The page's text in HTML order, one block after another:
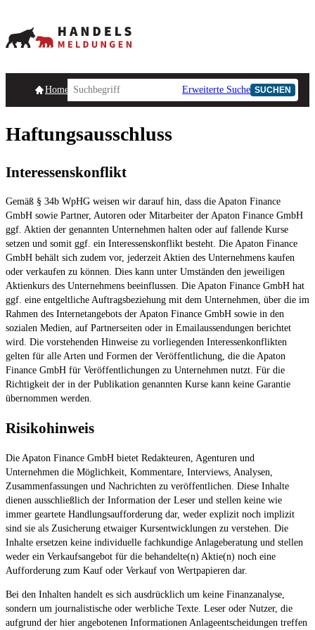
HomepageHandelsmeldungen Ad-Hoc-Meldungen
Erweiterte Suche SUCHEN
Haftungsausschluss
Interessenskonflikt
Gemäß § 34b WpHG weisen wir darauf hin, dass die Apaton Finance
GmbH sowie Partner, Autoren oder Mitarbeiter der Apaton Finance GmbH
ggf. Aktien der genannten Unternehmen halten oder auf fallende Kurse
setzen und somit ggf. ein Interessenskonflikt besteht. Die Apaton Finance
GmbH behält sich zudem vor, jederzeit Aktien des Unternehmens kaufen
oder verkaufen zu können. Dies kann unter Umständen den jeweiligen
Aktienkurs des Unternehmens beeinflussen. Die Apaton Finance GmbH hat
ggf. eine entgeltliche Auftragsbeziehung mit dem Unternehmen, über die im
Rahmen des Internetangebots der Apaton Finance GmbH sowie in den
sozialen Medien, auf Partnerseiten oder in Emailaussendungen berichtet
wird. Die vorstehenden Hinweise zu vorliegenden Interessenkonflikten
gelten für alle Arten und Formen der Veröffentlichung, die die Apaton
Finance GmbH für Veröffentlichungen zu Unternehmen nutzt. Für die
Richtigkeit der in der Publikation genannten Kurse kann keine Garantie
übernommen werden.
Risikohinweis
Die Apaton Finance GmbH bietet Redakteuren, Agenturen und
Unternehmen die Möglichkeit, Kommentare, Interviews, Analysen,
Zusammenfassungen und Nachrichten zu veröffentlichen. Diese Inhalte
dienen ausschließlich der Information der Leser und stellen keine wie
immer geartete Handlungsaufforderung dar, weder explizit noch implizit
sind sie als Zusicherung etwaiger Kursentwicklungen zu verstehen. Die
Inhalte ersetzen keine individuelle fachkundige Anlageberatung und stellen
weder ein Verkaufsangebot für die behandelte(n) Aktie(n) noch eine
Aufforderung zum Kauf oder Verkauf von Wertpapieren dar.
Bei den Inhalten handelt es sich ausdrücklich um keine Finanzanalyse,
sondern um journalistische oder werbliche Texte. Leser oder Nutzer, die
aufgrund der hier angebotenen Informationen Anlageentscheidungen treffen